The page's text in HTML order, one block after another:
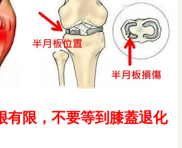
有限，不要等到膝蓋退化